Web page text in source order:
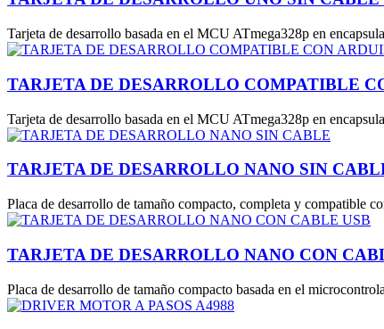
Tarjeta de desarrollo basada en el MCU ATmega328p en
TARJETA DE DESARROLLO COMPATIBLE
Tarjeta de desarrollo basada en el MCU ATmega328p en
TARJETA DE DESARROLLO NANO SIN
Placa de desarrollo de tamaño compacto, completa y compatible
TARJETA DE DESARROLLO NANO CON
Placa de desarrollo de tamaño compacto basada en el